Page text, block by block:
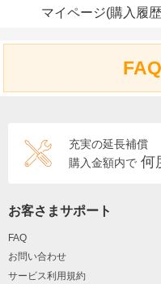
マイページ(購入履
充実の延長補償
購入金額内で 何
お客さまサポート
FAQ
お問い合わせ
サービス利用規約